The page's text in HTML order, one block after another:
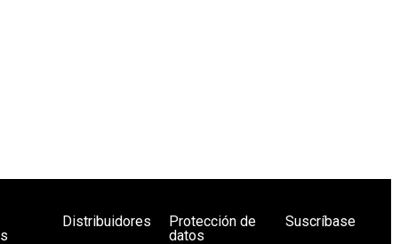
Distribuidores
Protección de
datos
Suscríbase